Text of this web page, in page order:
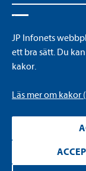
YouTube
JP Infonets
ett bra sätt. Du
kakor.
Läs mer om kakor